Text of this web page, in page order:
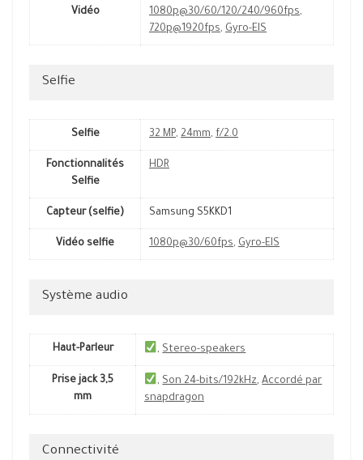
Vidéo
1080p@30/60/120/240/960fps,
720p@1920fps, Gyro-EIS
Selfie
Selfie 32 MP, 24mm, f/2.0
Fonctionnalités
Selfie
HDR
Capteur (selfie) Samsung S5KKD1
Vidéo selfie 1080p@30/60fps, Gyro-EIS
Système audio
Haut-Parleur ,Stereo-speakers
Prise jack 3,5
mm
,Son 24-bits/192kHz,Accordé par
snapdragon
Connectivité